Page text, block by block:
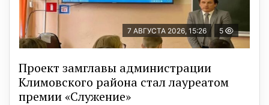
7 АВГУСТА 2026, 15:26 5
Проект замглавы администрации
Климовского района стал лауреатом
премии «Служение»